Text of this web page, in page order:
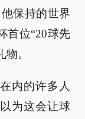
保持的世界
首位“20球先
。
内的许多人
为这会让球